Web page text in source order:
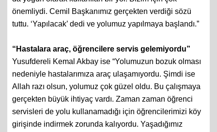
önemliydi. Cemil Başkanımız gerçekten verdiği sözü
tuttu. ‘Yapılacak’ dedi ve yolumuz yapılmaya başlandı.”
“Hastalara araç, öğrencilere servis gelemiyordu”
Yusufdereli Kemal Akbay ise “Yolumuzun bozuk olması
nedeniyle hastalarımıza araç ulaşamıyordu. Şimdi ise
Allah razı olsun, yolumuz çok güzel oldu. Bu çalışmaya
gerçekten büyük ihtiyaç vardı. Zaman zaman öğrenci
servisleri de yolu kullanamadığı için öğrencilerimizi köy
girişinde indirmek zorunda kalıyordu. Yaşadığımız